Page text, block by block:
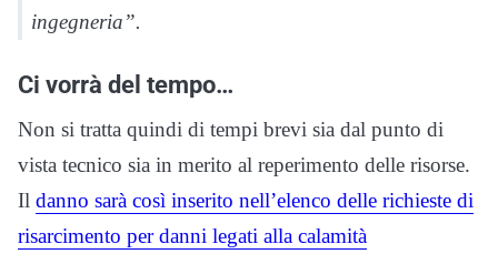
ingegneria”.
Ci vorrà del tempo…
Non si tratta quindi di tempi brevi sia dal punto di
vista tecnico sia in merito al reperimento delle risorse.
Il danno sarà così inserito nell’elenco delle richieste di
risarcimento per danni legati alla calamità